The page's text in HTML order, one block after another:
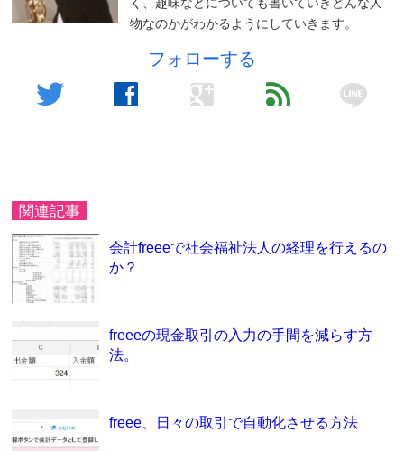
物なのかがわかるようにしていきます。
フォローする
twitter facebook google feed line
関連記事
会計freeeで社会福祉法人の経理を行えるの
か？
freeeの現金取引の入力の手間を減らす方
法。
freee、日々の取引で自動化させる方法